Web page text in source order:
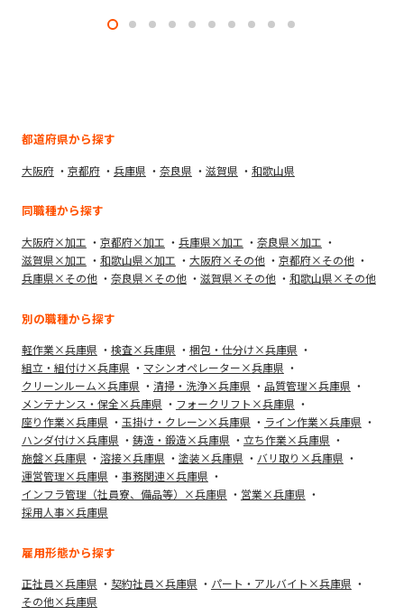
都道府県から探す
大阪府 京都府 兵庫県 奈良県 滋賀県 和歌山県
同職種から探す
大阪府×加工 京都府×加工 兵庫県×加工
奈良県×加工
滋賀県×加工
和歌山県×加工 大阪府×その他
京都府×その他
兵庫県×その他
奈良県×その他 滋賀県×その他 和歌山県×その他
別の職種から探す
軽作業×兵庫県 検査×兵庫県
梱包・仕分け×兵庫県
組立・組付け×兵庫県
マシンオペレーター×兵庫県
クリーンルーム×兵庫県
清掃・洗浄×兵庫県
品質管理×兵庫県
メンテナンス・保全×兵庫県
フォークリフト×兵庫県
座り作業×兵庫県
玉掛け・クレーン×兵庫県
ライン作業×兵庫県
ハンダ付け×兵庫県
鋳造・鍛造×兵庫県
立ち作業×兵庫県
施盤×兵庫県
溶接×兵庫県 塗装×兵庫県
バリ取り×兵庫県
運営管理×兵庫県
事務関連×兵庫県
インフラ管理（社員寮、備品等）×兵庫県
営業×兵庫県
採用人事×兵庫県
雇用形態から探す
正社員×兵庫県 契約社員×兵庫県
パート・アルバイト×兵庫県
その他×兵庫県